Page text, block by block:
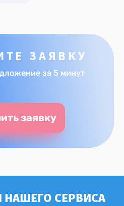
ЗАЯВКУ
за 5 минут
заявку
СЕРВИСА